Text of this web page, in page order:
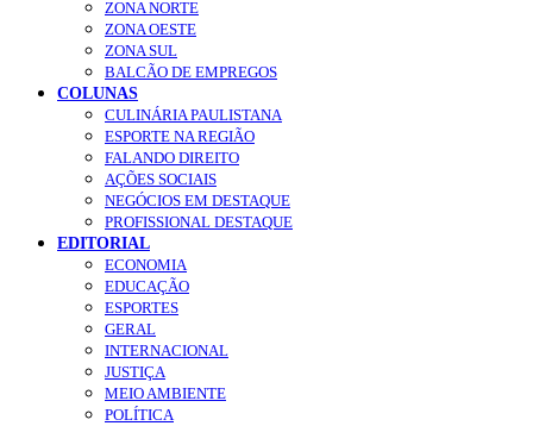
ZONA NORTE
ZONA OESTE
ZONA SUL
BALCÃO DE EMPREGOS
COLUNAS
CULINÁRIA PAULISTANA
ESPORTE NA REGIÃO
FALANDO DIREITO
AÇÕES SOCIAIS
NEGÓCIOS EM DESTAQUE
PROFISSIONAL DESTAQUE
EDITORIAL
ECONOMIA
EDUCAÇÃO
ESPORTES
GERAL
INTERNACIONAL
JUSTIÇA
MEIO AMBIENTE
POLÍTICA